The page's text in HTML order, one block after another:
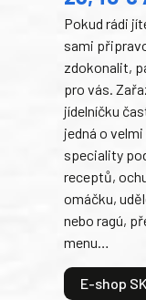
Pokud rádi
sami
zdokonalit,
pro vás.
jídelníčku
jedná o
speciality
receptů,
omáčku,
nebo ragú,
menu…
E-shop SK